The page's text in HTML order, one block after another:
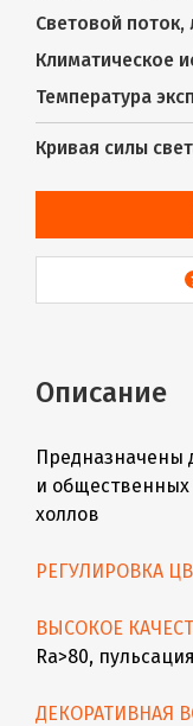
Световой поток,
Климатическое
Температура
Кривая силы
Описание
Предназначены
и
холлов
РЕГУЛИРОВКА
ВЫСОКОЕ
Ra>80,
ДЕКОРАТИВНАЯ